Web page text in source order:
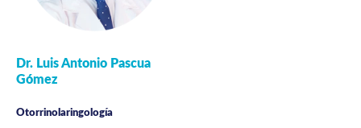
Dr. Luis Antonio Pascua
Gómez
Otorrinolaringología